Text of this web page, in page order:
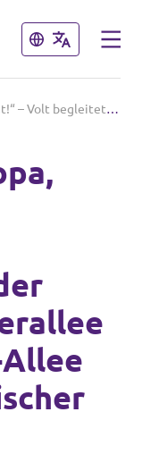
Schließen
Schließen
„Danke für Europa, Helmut!“ – Volt begleitet Umbenennung der Berliner Hofjägerallee in Helmut-Kohl-Allee mit pro-europäischer Aktion